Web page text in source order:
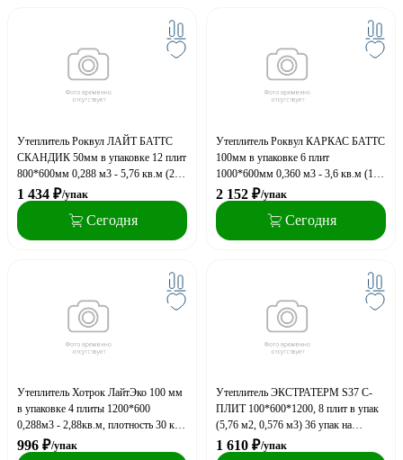
Утеплитель Роквул ЛАЙТ БАТТС
СКАНДИК 50мм в упаковке 12 плит
800*600мм 0,288 м3 - 5,76 кв.м (24
упак. на поддоне) плотность 35кг/м3
1 434 ₽/упак
Сегодня
Утеплитель Роквул КАРКАС БАТТС
100мм в упаковке 6 плит
1000*600мм 0,360 м3 - 3,6 кв.м (16
упак. на поддоне) плотность 37кг/м3
2 152 ₽/упак
Сегодня
Утеплитель Хотрок ЛайтЭко 100 мм
в упаковке 4 плиты 1200*600
0,288м3 - 2,88кв.м, плотность 30 кг/
м3
996 ₽/упак
Утеплитель ЭКСТРАТЕРМ S37 С-
ПЛИТ 100*600*1200, 8 плит в упак
(5,76 м2, 0,576 м3) 36 упак на
паллете
1 610 ₽/упак